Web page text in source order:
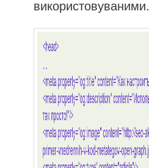
використовуваними.